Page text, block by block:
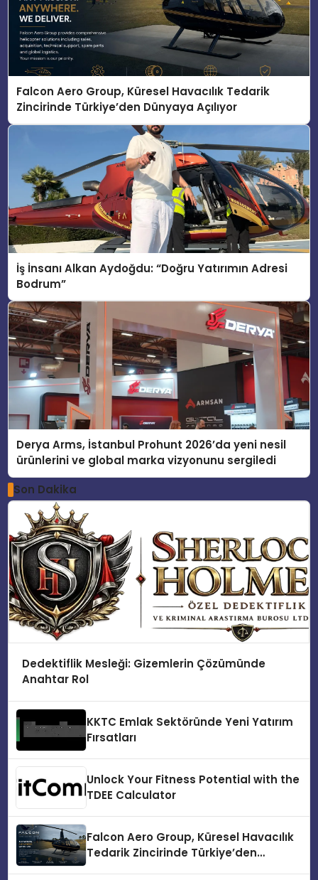
Falcon Aero Group, Küresel Havacılık Tedarik
Zincirinde Türkiye’den Dünyaya Açılıyor
İş İnsanı Alkan Aydoğdu: “Doğru Yatırımın Adresi
Bodrum”
Derya Arms, İstanbul Prohunt 2026’da yeni nesil
ürünlerini ve global marka vizyonunu sergiledi
Son Dakika
Dedektiflik Mesleği: Gizemlerin Çözümünde
Anahtar Rol
KKTC Emlak Sektöründe Yeni Yatırım
Fırsatları
Unlock Your Fitness Potential with the
TDEE Calculator
Falcon Aero Group, Küresel Havacılık
Tedarik Zincirinde Türkiye’den